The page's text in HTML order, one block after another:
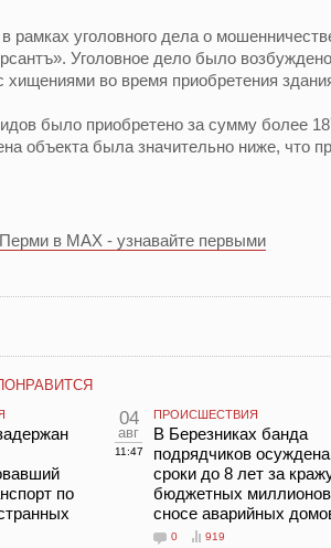
рамках уголовного дела о
Уголовное дело было
хищениями во время приобретения
было приобретено за сумму более
объекта была значительно ниже, что
в MAX - узнавайте первыми
по
04
авг
11:47
ПРОИСШЕСТВИЯ
В Березниках банда
подрядчиков
сроки до 8 лет за
бюджетных
сносе аварийных
0 919